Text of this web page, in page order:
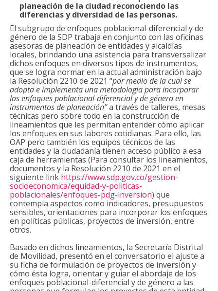
planeación de la ciudad reconociendo las
diferencias y diversidad de las personas.
El subgrupo de enfoques poblacional-diferencial y de
género de la SDP trabaja en conjunto con las oficinas
asesoras de planeación de entidades y alcaldías
locales, brindando una asistencia para transversalizar
dichos enfoques en diversos tipos de instrumentos,
que se logra normar en la actual administración bajo
la Resolución 2210 de 2021 “por medio de la cual se
adopta e implementa una metodología para incorporar
los enfoques poblacional-diferencial y de género en
instrumentos de planeación”a través de talleres, mesas
técnicas pero sobre todo en la construcción de
lineamientos que les permitan entender cómo aplicar
los enfoques en sus labores cotidianas. Para ello, las
OAP pero también los equipos técnicos de las
entidades y la ciudadanía tienen acceso público a esa
caja de herramientas (Para consultar los lineamientos,
documentos y la Resolución 2210 de 2021 en el
siguiente link https://www.sdp.gov.co/gestion-
socioeconomica/equidad-y-politicas-
poblacionales/enfoques-pdg-inversion) que
contempla aspectos como indicadores, presupuestos
sensibles, orientaciones para incorporar los enfoques
en políticas públicas, proyectos de inversión, entre
otros.
Basado en dichos lineamientos, la Secretaría Distrital
de Movilidad, presentó en el conversatorio el ajuste a
su ficha de formulación de proyectos de inversión y
cómo ésta logra, orientar y guiar el abordaje de los
enfoques poblacional-diferencial y de género a las